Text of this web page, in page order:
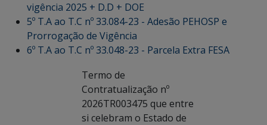
vigência 2025 + D.D + DOE
5º T.A ao T.C nº 33.084-23 - Adesão PEHOSP e
Prorrogação de Vigência
6º T.A ao T.C nº 33.048-23 - Parcela Extra FESA
Termo de
Contratualização nº
2026TR003475 que entre
si celebram o Estado de